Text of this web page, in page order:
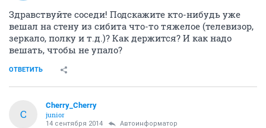
Здравствуйте соседи! Подскажите кто-нибудь уже
вешал на стену из сибита что-то тяжелое (телевизор,
зеркало, полку и т.д.)? Как держится? И как надо
вешать, чтобы не упало?
ОТВЕТИТЬ
C
Cherry_Cherry
junior
14 сентября 2014 Автоинформатор